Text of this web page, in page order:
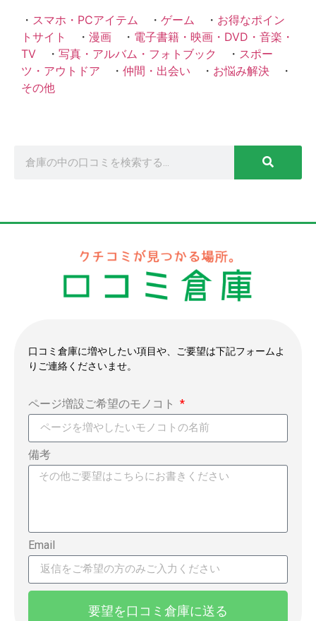
・ スマホ・PCアイテム ・ ゲーム ・ お得なポイン
トサイト
・ 漫画 ・ 電子書籍・映画・DVD・音楽・
TV ・ 写真・アルバム・フォトブック ・ スポー
ツ・アウトドア ・ 仲間・出会い ・ お悩み解決 ・
その他
口コミ倉庫に増やしたい項目や、ご要望は下記フォームよ
りご連絡くださいませ。
ページ増設ご希望のモノコト
備考
Email
要望を口コミ倉庫に送る